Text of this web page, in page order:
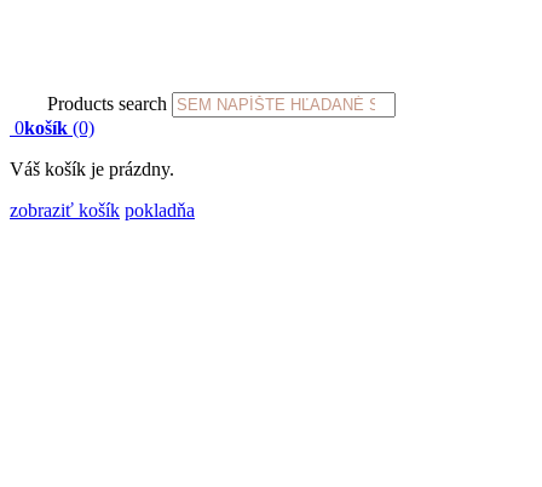
Products search
0košík (0)
Váš košík je prázdny.
zobraziť košík pokladňa